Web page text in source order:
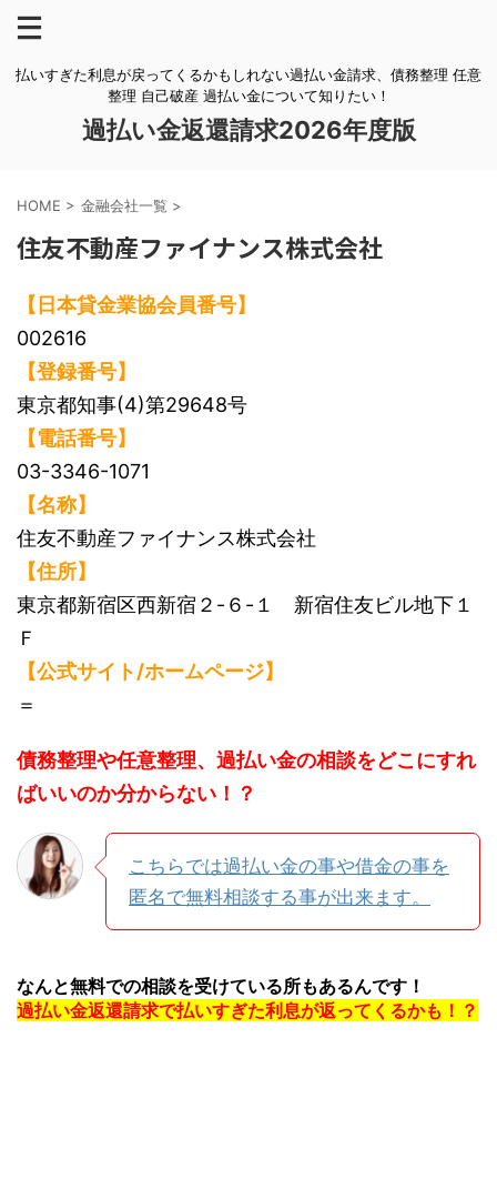
払いすぎた利息が戻ってくるかもしれない過払い金請求、債務整理 任意
整理 自己破産 過払い金について知りたい！
過払い金返還請求2026年度版
HOME > 金融会社一覧 >
住友不動産ファイナンス株式会社
【日本貸金業協会員番号】
002616
【登録番号】
東京都知事(4)第29648号
【電話番号】
03-3346-1071
【名称】
住友不動産ファイナンス株式会社
【住所】
東京都新宿区西新宿２-６-１ 新宿住友ビル地下１
Ｆ
【公式サイト/ホームページ】
＝
債務整理や任意整理、過払い金の相談をどこにすれ
ばいいのか分からない！？
こちらでは過払い金の事や借金の事を
匿名で無料相談する事が出来ます。
なんと無料での相談を受けている所もあるんです！
過払い金返還請求で払いすぎた利息が返ってくるかも！？